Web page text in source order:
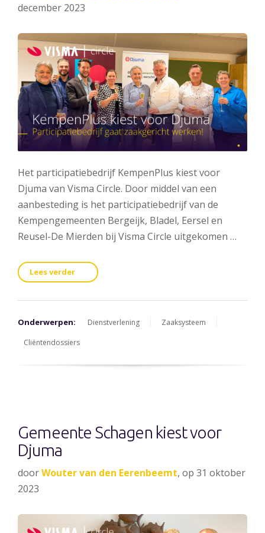
december 2023
Het participatiebedrijf KempenPlus kiest voor
Djuma van Visma Circle. Door middel van een
aanbesteding is het participatiebedrijf van de
Kempengemeenten Bergeijk, Bladel, Eersel en
Reusel-De Mierden bij Visma Circle uitgekomen …
Lees verder
Onderwerpen: Dienstverlening
Zaaksysteem
Cliëntendossiers
Gemeente Schagen kiest voor
Djuma
doorWouter van den Eerenbeemt, op 31 oktober
2023